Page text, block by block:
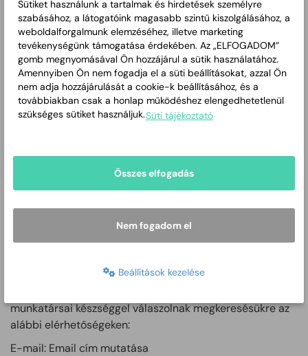
másolat készítését.
Tisztelt Ügyfeleink számára a közérdekű adatok
igénylésére a Hivatal formanyomtatványt
rendszeresített, amely a Szabályzat 1. számú mellékletét
képezi. Kérjük, hogy írásban, illetőleg faxon eljuttatott
kérelmek érdemi megválaszolásától.)
lapot (1. számú melléklet), továbbá a költségtérítési
összegeket meghatározó listát (2. számú melléklet).
kapcsolatban kérdése, észrevétele merül fel, a Titkársági
munkatársai készséggel válaszolnak megkeresésükre az
alábbi elérhetőségeken:
E-mail: Email cím mutatása
Sütiket használunk a tartalmak és hirdetések személyre
szabásához, a látogatóink magasabb szintű kiszolgálásához, a
weboldalforgalmunk elemzéséhez, illetve marketing
tevékenységünk támogatása érdekében. Az „ELFOGADOM”
gomb megnyomásával Ön hozzájárul a sütik használatához.
Amennyiben Ön nem fogadja el a süti beállításokat, azzal Ön
nem adja hozzájárulását a cookie-k beállításához, és a
továbbiakban csak a honlap működéshez elengedhetetlenül
szükséges sütiket használjuk.Süti tájékoztató
Összes elfogadás
Nem fogadom el
Beállítások kezelése